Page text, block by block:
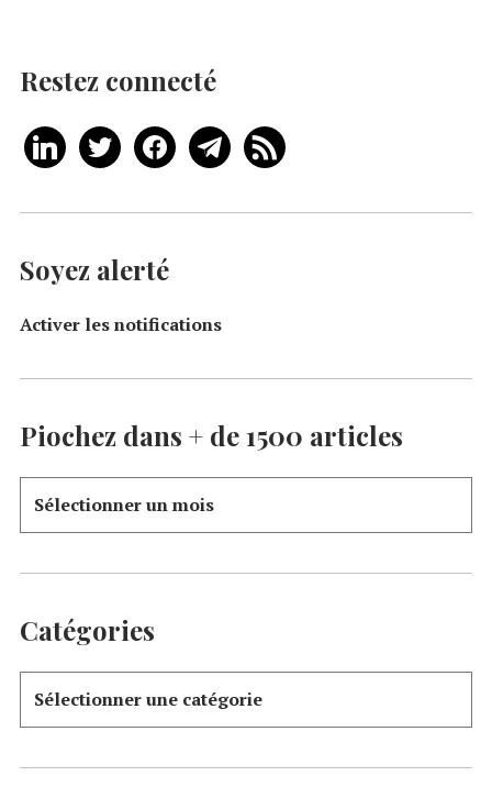
Restez connecté
Soyez alerté
Activer les notifications
Piochez dans + de 1500 articles
Catégories